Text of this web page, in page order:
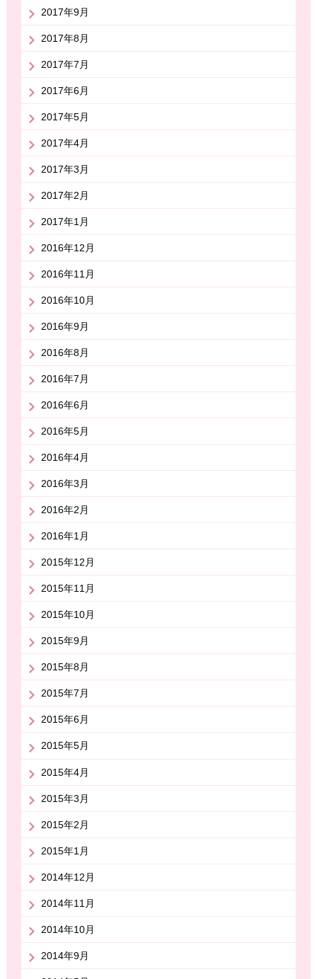
2017年9月
2017年8月
2017年7月
2017年6月
2017年5月
2017年4月
2017年3月
2017年2月
2017年1月
2016年12月
2016年11月
2016年10月
2016年9月
2016年8月
2016年7月
2016年6月
2016年5月
2016年4月
2016年3月
2016年2月
2016年1月
2015年12月
2015年11月
2015年10月
2015年9月
2015年8月
2015年7月
2015年6月
2015年5月
2015年4月
2015年3月
2015年2月
2015年1月
2014年12月
2014年11月
2014年10月
2014年9月